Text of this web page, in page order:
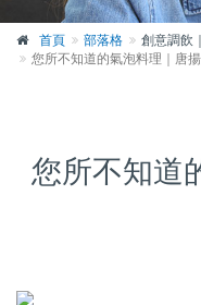
首頁 部落格
創意調飲
您所不知道的氣泡料理｜唐
您所不知道